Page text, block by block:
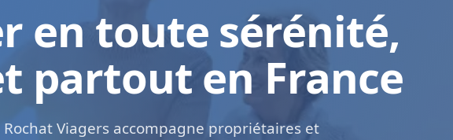
en toute sérénité,
partout en France
Viagers accompagne propriétaires et